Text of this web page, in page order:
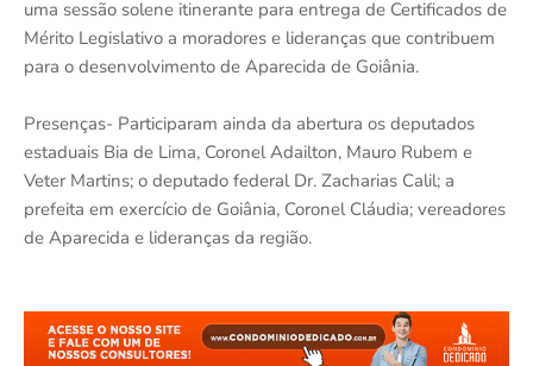
uma sessão solene itinerante para entrega de Certificados de
Mérito Legislativo a moradores e lideranças que contribuem
para o desenvolvimento de Aparecida de Goiânia.
Presenças- Participaram ainda da abertura os deputados
estaduais Bia de Lima, Coronel Adailton, Mauro Rubem e
Veter Martins; o deputado federal Dr. Zacharias Calil; a
prefeita em exercício de Goiânia, Coronel Cláudia; vereadores
de Aparecida e lideranças da região.